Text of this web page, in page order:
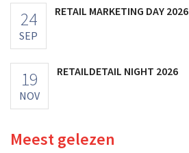
24
SEP
RETAIL MARKETING DAY 2026
19
NOV
RETAILDETAIL NIGHT 2026
Meest gelezen